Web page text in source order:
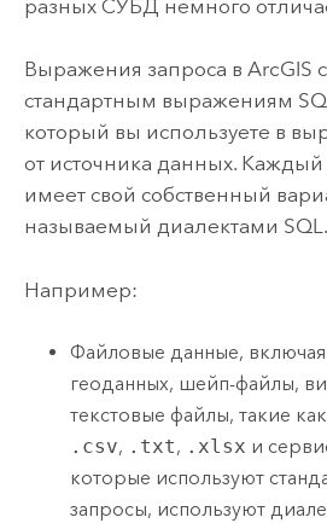
разных СУБД немного
Выражения запроса в ArcGIS
стандартным выражениям
который вы используете в
от источника данных.
имеет свой собственный
называемый диалектами SQL.
Например:
Файловые данные,
геоданных, шейп-файлы,
текстовые файлы, такие
.csv, .txt, .xlsx и
которые используют
запросы, используют